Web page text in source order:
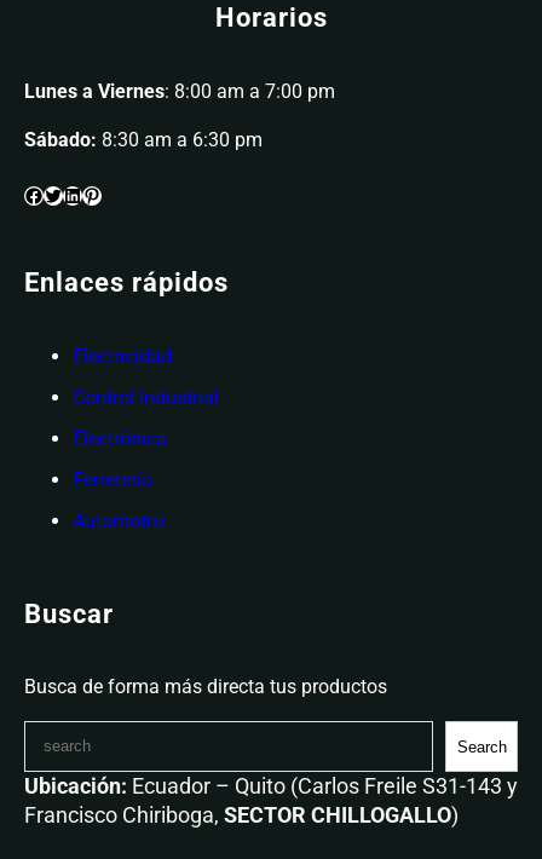
Horarios
Lunes a Viernes: 8:00 am a 7:00 pm
Sábado: 8:30 am a 6:30 pm
Enlaces rápidos
Electricidad
Control Industrial
Electrónica
Ferretería
Automotriz
Buscar
Busca de forma más directa tus productos
Search
Ubicación: Ecuador – Quito (Carlos Freile S31-143 y
Francisco Chiriboga, SECTOR CHILLOGALLO)